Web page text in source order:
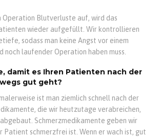
Operation Blutverluste auf, wird das
wieder aufgefüllt. Wir kontrollieren
sodass man keine Angst vor einem
noch laufender Operation haben muss.
damit es Ihren Patienten nach der
gut geht?
ist man ziemlich schnell nach der
die wir heutzutage verabreichen,
Schmerzmedikamente geben wir
Patient schmerzfrei ist. Wenn er wach ist, gut